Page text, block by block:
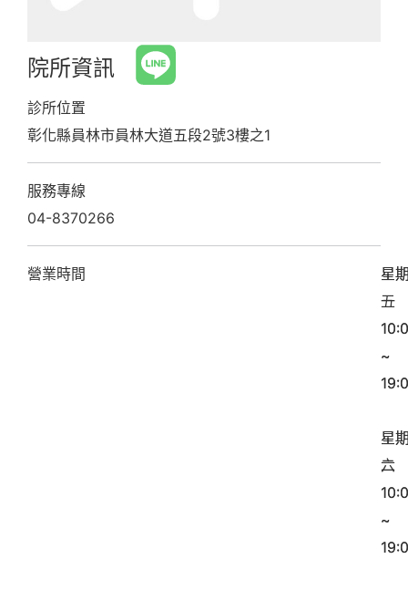
院所資訊
診所位置
彰化縣員林市員林大道五段2號3樓之1
服務專線
04-8370266
營業時間
星
一
~
星
二
~
星
五
~
星
六
~